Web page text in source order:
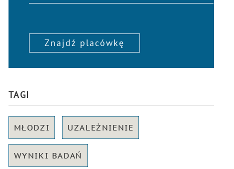
Znajdź placówkę
TAGI
MŁODZI UZALEŻNIENIE
WYNIKI BADAŃ